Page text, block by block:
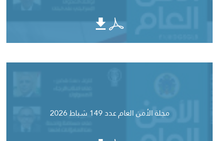
مجلة الأمن العام عدد 149 شباط 2026